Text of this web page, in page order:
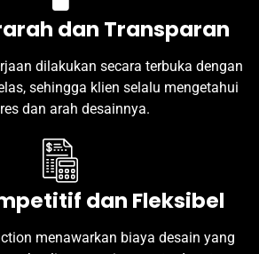
dan Transparan
dilakukan secara terbuka dengan
sehingga klien selalu mengetahui
dan arah desainnya.
dan Fleksibel
menawarkan biaya desain yang